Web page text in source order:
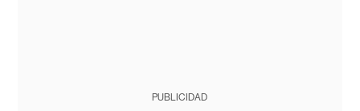
PUBLICIDAD